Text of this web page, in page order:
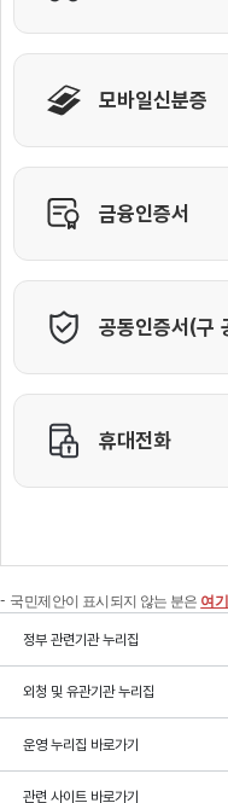
국민제안이 표시되지 않는 분은 여기
정부 관련기관 누리집
외청 및 유관기관 누리집
운영 누리집 바로가기
관련 사이트 바로가기